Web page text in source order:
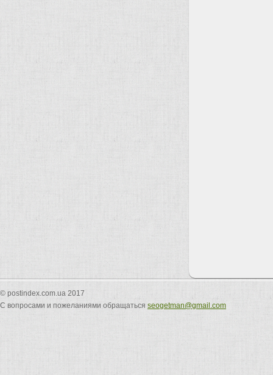
© postindex.com.ua 2017
С вопросами и пожеланиями обращаться seogetman@gmail.com